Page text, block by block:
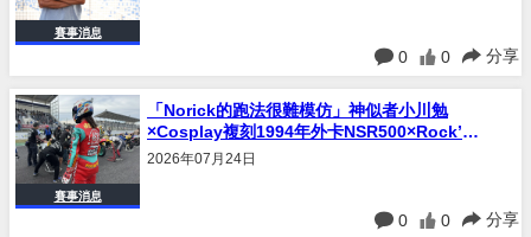
賽事消息
0 0 分享
賽事消息
「Norick的跑法很難模仿」神似者小川勉
×Cosplay複刻1994年外卡NSR500×Rock’n
Roll Riders憶阿部典史Norick｜連載#33
2026年07月24日
0 0 分享